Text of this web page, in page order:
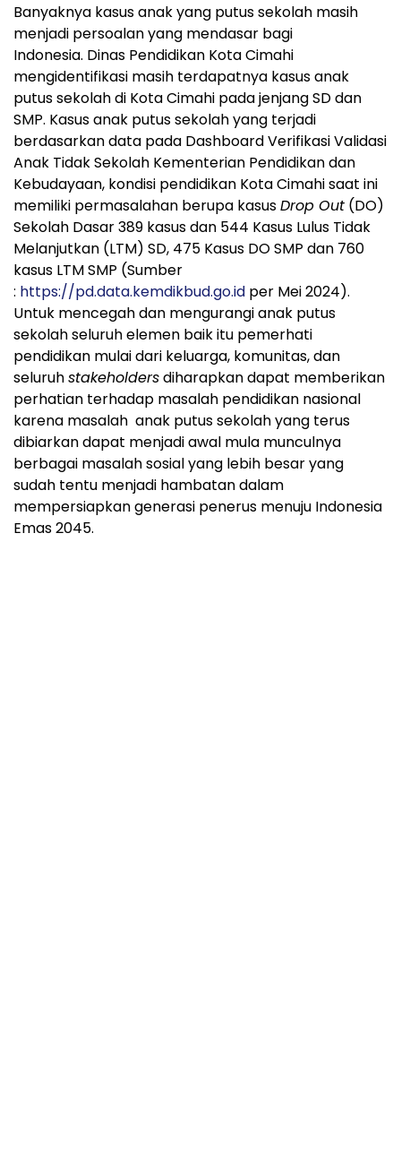
Banyaknya kasus anak yang putus sekolah masih
menjadi persoalan yang mendasar bagi
Indonesia. Dinas Pendidikan Kota Cimahi
mengidentifikasi masih terdapatnya kasus anak
putus sekolah di Kota Cimahi pada jenjang SD dan
SMP. Kasus anak putus sekolah yang terjadi
berdasarkan data pada Dashboard Verifikasi Validasi
Anak Tidak Sekolah Kementerian Pendidikan dan
Kebudayaan, kondisi pendidikan Kota Cimahi saat ini
memiliki permasalahan berupa kasusDrop Out (DO)
Sekolah Dasar 389 kasus dan 544 Kasus Lulus Tidak
Melanjutkan (LTM) SD, 475 Kasus DO SMP dan 760
kasus LTM SMP (Sumber
: https://pd.data.kemdikbud.go.id per Mei 2024).
Untuk mencegah dan mengurangi anak putus
sekolah seluruh elemen baik itu pemerhati
pendidikan mulai dari keluarga, komunitas, dan
seluruhstakeholdersdiharapkan dapat memberikan
perhatian terhadap masalah pendidikan nasional
karena masalah anak putus sekolah yang terus
dibiarkan dapat menjadi awal mula munculnya
berbagai masalah sosial yang lebih besar yang
sudah tentu menjadi hambatan dalam
mempersiapkan generasi penerus menuju Indonesia
Emas 2045.